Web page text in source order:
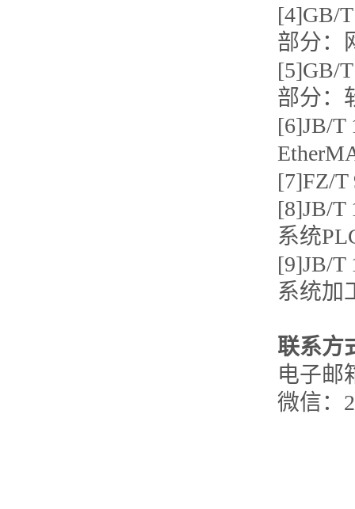
[4]GB/
部分：
[5]GB/
部分：
[6]JB/T
[7]FZ/T
[8]JB/T
系统
[9]JB/T
系统加
联系方
电子邮
微信：